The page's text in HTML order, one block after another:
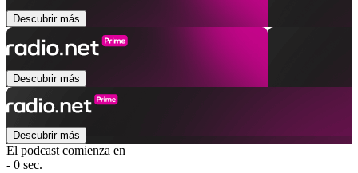
Descubrir más
Descubrir más
Descubrir más
El podcast comienza en
- 0 sec.